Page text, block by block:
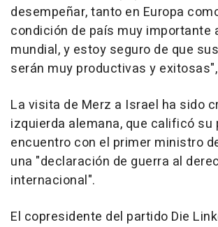
desempeñar, tanto en Europa
condición de país muy importante
mundial, y estoy seguro de que
serán muy productivas y
La visita de Merz a Israel ha sido
izquierda alemana, que calificó su
encuentro con el primer ministro
una "declaración de guerra al
internacional".
El copresidente del partido Die